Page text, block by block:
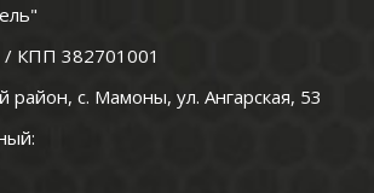
КПП 382701001
район, с. Мамоны, ул. Ангарская, 53